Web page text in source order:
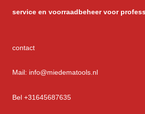
service en voorraadbeheer voor
contact
Mail: info@miedematools.nl
Bel +31645687635